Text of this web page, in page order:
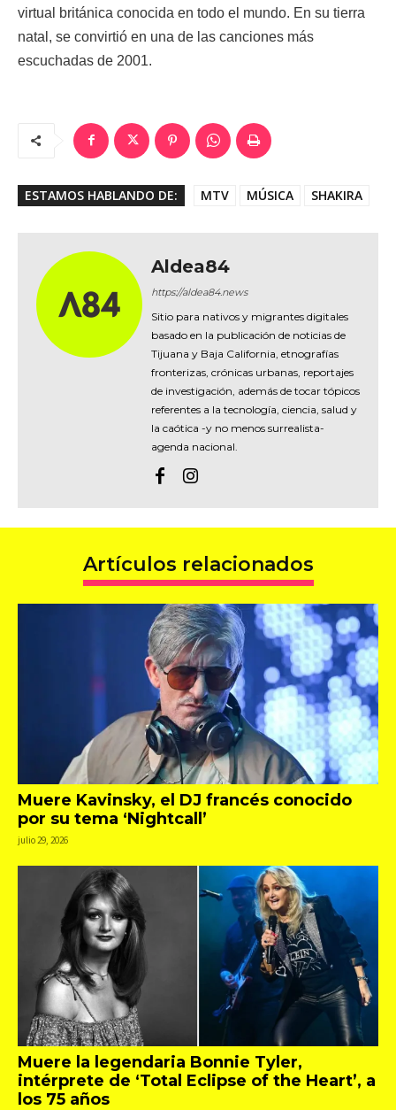
virtual británica conocida en todo el mundo. En su tierra
natal, se convirtió en una de las canciones más
escuchadas de 2001.
ESTAMOS HABLANDO DE: MTV MÚSICA SHAKIRA
Aldea84
https://aldea84.news
Sitio para nativos y migrantes digitales
basado en la publicación de noticias de
Tijuana y Baja California, etnografías
fronterizas, crónicas urbanas, reportajes
de investigación, además de tocar tópicos
referentes a la tecnología, ciencia, salud y
la caótica -y no menos surrealista-
agenda nacional.
Artículos relacionados
Muere Kavinsky, el DJ francés conocido
por su tema ‘Nightcall’
julio 29, 2026
Muere la legendaria Bonnie Tyler,
intérprete de ‘Total Eclipse of the Heart’, a
los 75 años